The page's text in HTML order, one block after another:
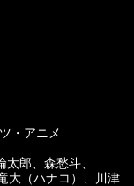
・アニメ
郎、森愁斗、
大（ハナコ）、川津